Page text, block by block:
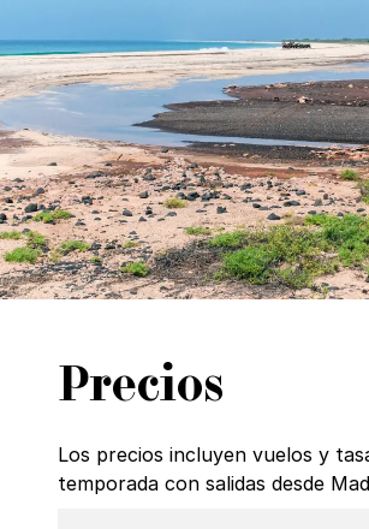
Precios
Los precios incluyen vuelos y
temporada con salidas desde